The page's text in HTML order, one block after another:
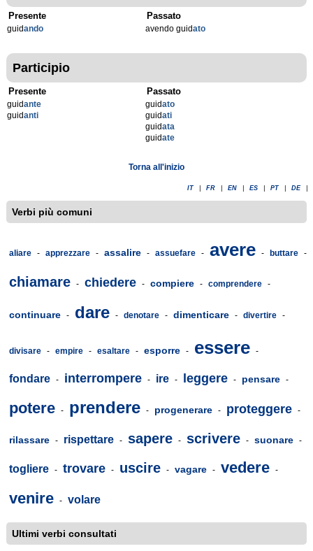
Presente
guidando
Passato
avendo guidato
Participio
Presente
guidante
guidanti
Passato
guidato
guidati
guidata
guidate
Torna all'inizio
IT FR EN ES PT DE
Verbi più comuni
aliare - apprezzare - assalire - assuefare - avere - buttare -
chiamare - chiedere - compiere - comprendere -
continuare - dare - denotare - dimenticare - divertire -
divisare - empire - esaltare - esporre - essere -
fondare - interrompere - ire - leggere - pensare -
potere - prendere - progenerare - proteggere -
rilassare - rispettare - sapere - scrivere - suonare -
togliere - trovare - uscire - vagare - vedere -
venire - volare
Ultimi verbi consultati